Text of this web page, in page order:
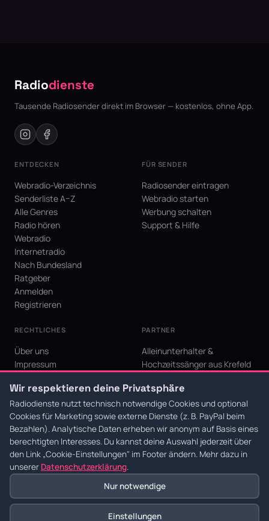
Radiodienste
Tausende Radiosender direkt im Browser — kostenlos, ohne App.
ENTDECKEN
Webradio-Verzeichnis
Senderliste A–Z
Alle Genres
Radio hören
Webradio
Internetradio
Nach Bundesland
Ratgeber
Anmelden
Registrieren
FÜR SENDER
Radiosender eintragen
Webradio starten
Werbung schalten
Support & Hilfe
RECHTLICHES
Über uns
Impressum
AGB
Cookie-Einstellungen
PARTNER
Alleinunterhalter &
Hochzeitssänger aus Krefeld
Krefeld für den Niederrhein
© 2026 Radiodienste. Alle Rechte vorbehalten.·Datenschutz·AGB·
Impressum
Wir respektieren deine Privatsphäre
Radiodienste nutzt technisch notwendige Cookies und optional
Cookies für Marketing sowie externe Dienste (z. B. PayPal beim
Bezahlen). Analytische Daten erheben wir anonym auf Basis eines
berechtigten Interesses. Du kannst deine Auswahl jederzeit über
den Link „Cookie-Einstellungen" im Footer ändern. Mehr dazu in
unserer Datenschutzerklärung.
Nur notwendige
Einstellungen